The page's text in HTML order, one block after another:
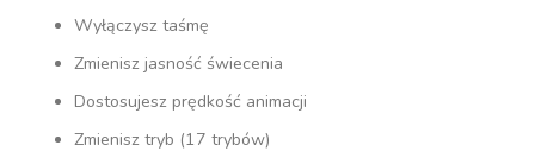
Wyłączysz taśmę
Zmienisz jasność świecenia
Dostosujesz prędkość animacji
Zmienisz tryb (17 trybów)